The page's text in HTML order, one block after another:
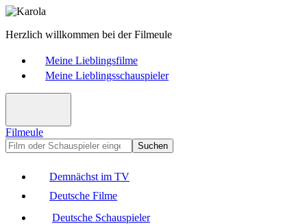
Herzlich willkommen bei der Filmeule
Meine Lieblingsfilme
Meine Lieblingsschauspieler
Filmeule
Suchen
Demnächst im TV
Deutsche Filme
Deutsche Schauspieler